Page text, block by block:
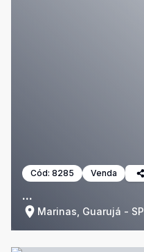
Cód: 8285 Venda
...
Marinas, Guarujá - SP